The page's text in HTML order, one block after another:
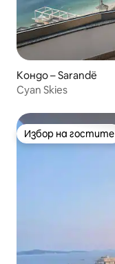
Кондо – Sarandë
Cyan Skies
Избор на гостите
Избор на гостите